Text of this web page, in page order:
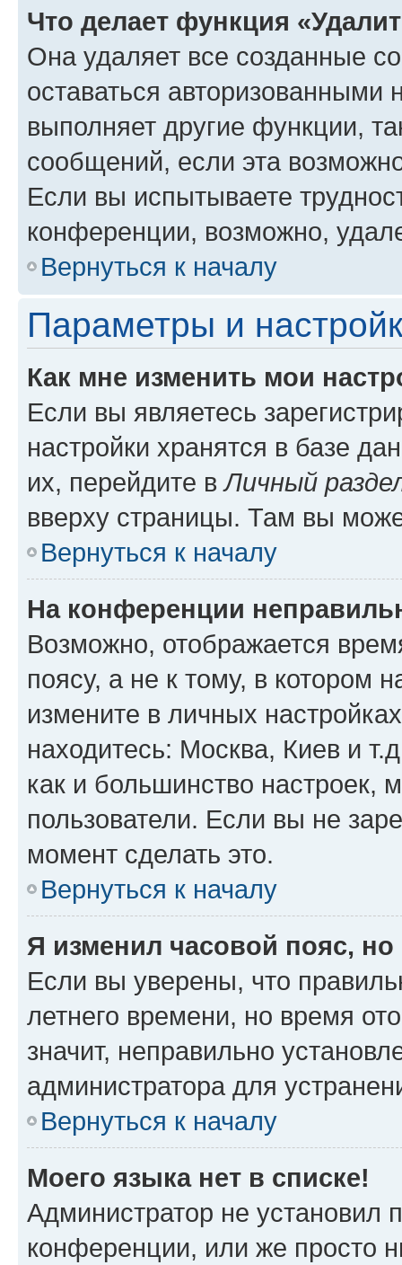
Что делает функция
Она удаляет все созданные
оставаться авторизованными
выполняет другие функции,
сообщений, если эта
Если вы испытываете
конференции, возможно,
Вернуться к началу
Параметры и
Как мне изменить мои
Если вы являетесь
настройки хранятся в базе
их, перейдите вЛичный
вверху страницы. Там вы
Вернуться к началу
На конференции
Возможно, отображается
поясу, а не к тому, в котором
измените в личных
находитесь: Москва, Киев и
как и большинство настроек,
пользователи. Если вы не
момент сделать это.
Вернуться к началу
Я изменил часовой пояс,
Если вы уверены, что
летнего времени, но время
значит, неправильно
администратора для
Вернуться к началу
Моего языка нет в списке!
Администратор не установил
конференции, или же просто